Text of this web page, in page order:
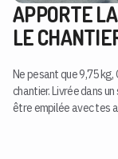
APPORTE
LE
Ne pesant que 9,75
chantier. Livrée dans
être empilée avec tes